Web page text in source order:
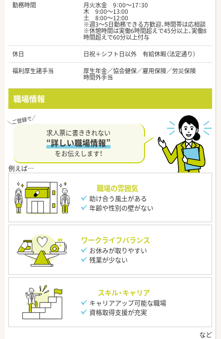
勤務時間
月火水金 9：00～17：30
木 9:00～13:00
土 8:00～12:00
※週3～5日勤務できる方歓迎、時間帯は応相談
※休憩時間は実働6時間超えで45分以上、実働8
時間超えで60分以上付与
休日
日祝＋シフト日以外 有給休暇（法定通り）
福利厚生諸手当
厚生年金／協会健保／雇用保険／労災保険
時間外手当
職場情報
求人票に書ききれない
“詳しい職場情報”
をお伝えします！
職場の雰囲気
助け合う風土がある
年齢や性別の壁がない
ワークライフバランス
お休みが取りやすい
残業が少ない
スキル・キャリア
キャリアアップ可能な職場
資格取得支援が充実